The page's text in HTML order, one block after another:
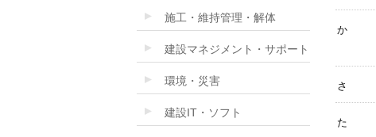
か
さ
た
施工・維持管理・解体
建設マネジメント・サポート
環境・災害
建設IT・ソフト